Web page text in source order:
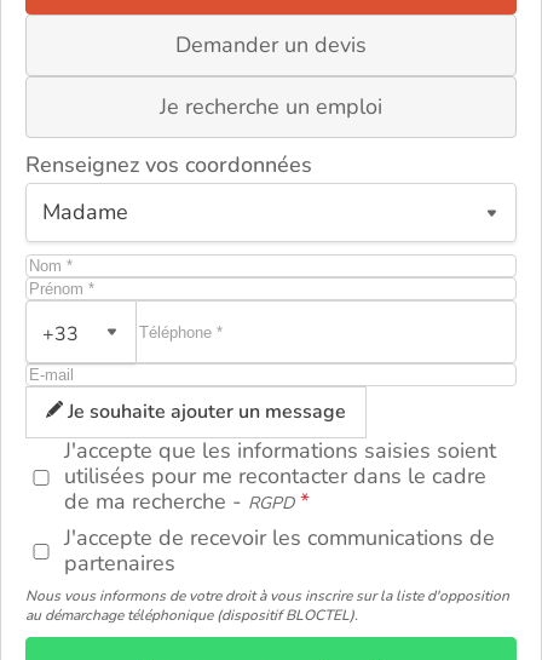
Demander un devis
Je recherche un emploi
Renseignez vos coordonnées
+33
Je souhaite ajouter un message
J'accepte que les informations saisies soient
utilisées pour me recontacter dans le cadre
de ma recherche - RGPD
J'accepte de recevoir les communications de
partenaires
Nous vous informons de votre droit à vous inscrire sur la liste d'opposition
au démarchage téléphonique (dispositif BLOCTEL).
ou